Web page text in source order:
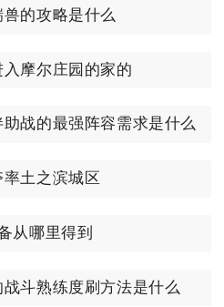
的攻略是什么
摩尔庄园的家的
战的最强阵容需求是什么
土之滨城区
从哪里得到
斗熟练度刷方法是什么